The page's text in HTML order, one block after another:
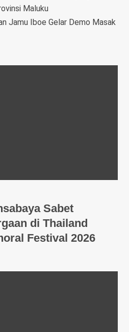
Maluku
Jamu Iboe Gelar Demo Masak
Sabet
di Thailand
Festival 2026